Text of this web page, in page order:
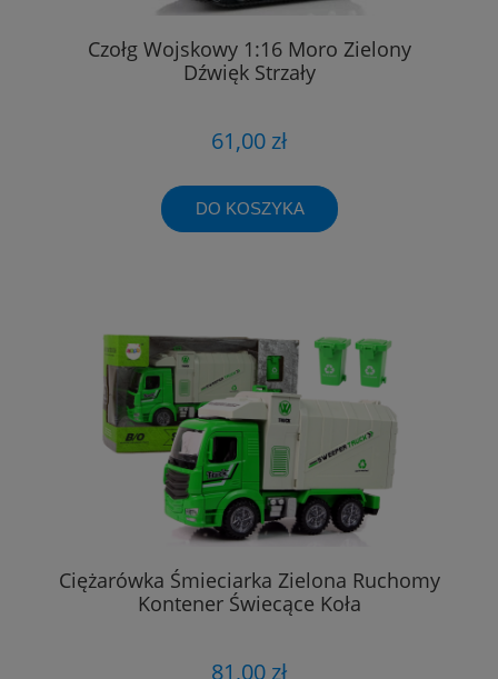
Czołg Wojskowy 1:16 Moro Zielony
Dźwięk Strzały
61,00 zł
DO KOSZYKA
Ciężarówka Śmieciarka Zielona Ruchomy
Kontener Świecące Koła
81,00 zł